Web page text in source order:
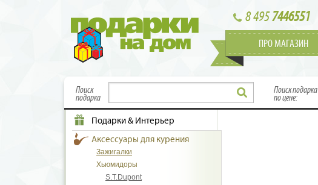
8 4957446551
ПРО МАГАЗИН
Поиск
подарка
Поиск подарка
по цене:
Подарки & Интерьер
Аксессуары для курения
Зажигалки
Хьюмидоры
S.T.Dupont